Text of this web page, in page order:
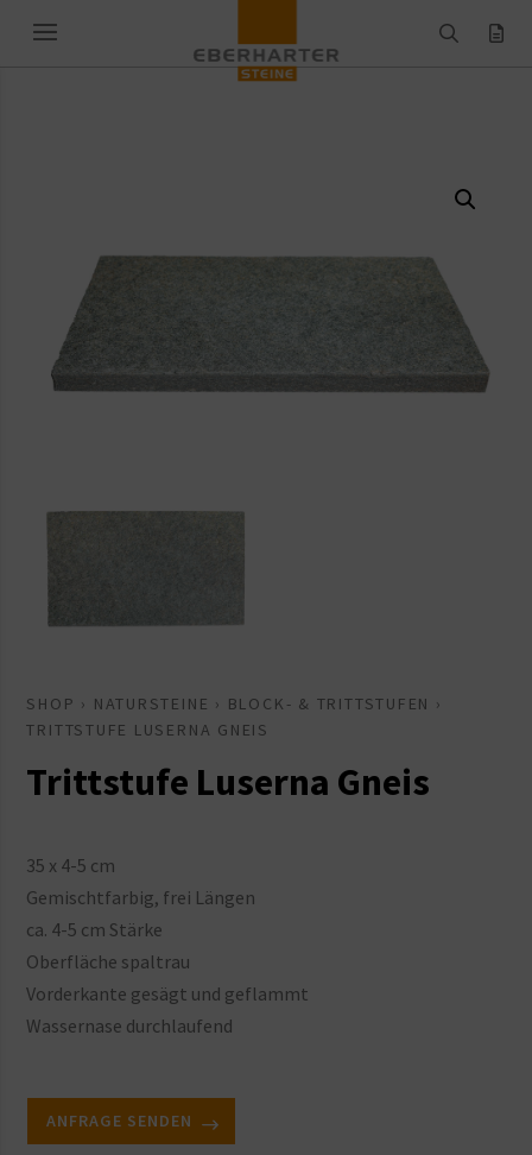
SHOP › NATURSTEINE › BLOCK- & TRITTSTUFEN ›
TRITTSTUFE LUSERNA GNEIS
Trittstufe Luserna Gneis
35 x 4-5 cm
Gemischtfarbig, frei Längen
ca. 4-5 cm Stärke
Oberfläche spaltrau
Vorderkante gesägt und geflammt
Wassernase durchlaufend
ANFRAGE SENDEN